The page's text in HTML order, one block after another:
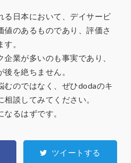
る日本において、デイサービ
値のあるものであり、評価さ
。
業が多いのも事実であり、
を絶ちません。
むのではなく、ぜひdodaのキ
談してみてください。
るはずです。
ツイートする